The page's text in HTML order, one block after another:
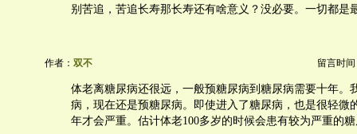
别苦追，苦追长寿那长寿还有啥意义？没必要。一切都是
作者： 双不 留言时间
体老离糖尿病还很远，一般预糖尿病到糖尿病需要十年。
病，现在还是预糖尿病。即使进入了糖尿病，也是很轻微
年才会严重。估计体老100多岁的时候会患有较为严重的